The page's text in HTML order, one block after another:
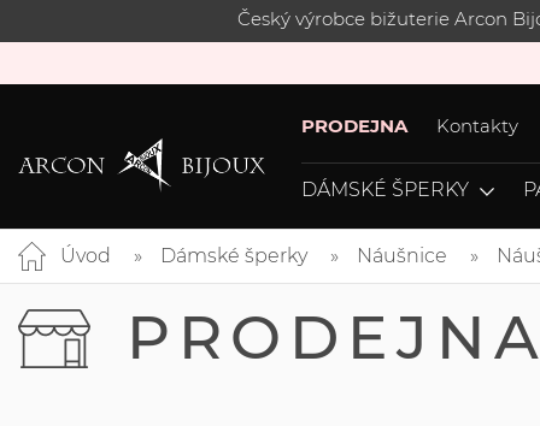
Český výrobce bižuterie Arcon
PRODEJNA Kontakty
DÁMSKÉ ŠPERKY
Úvod Dámské šperky Náušnice